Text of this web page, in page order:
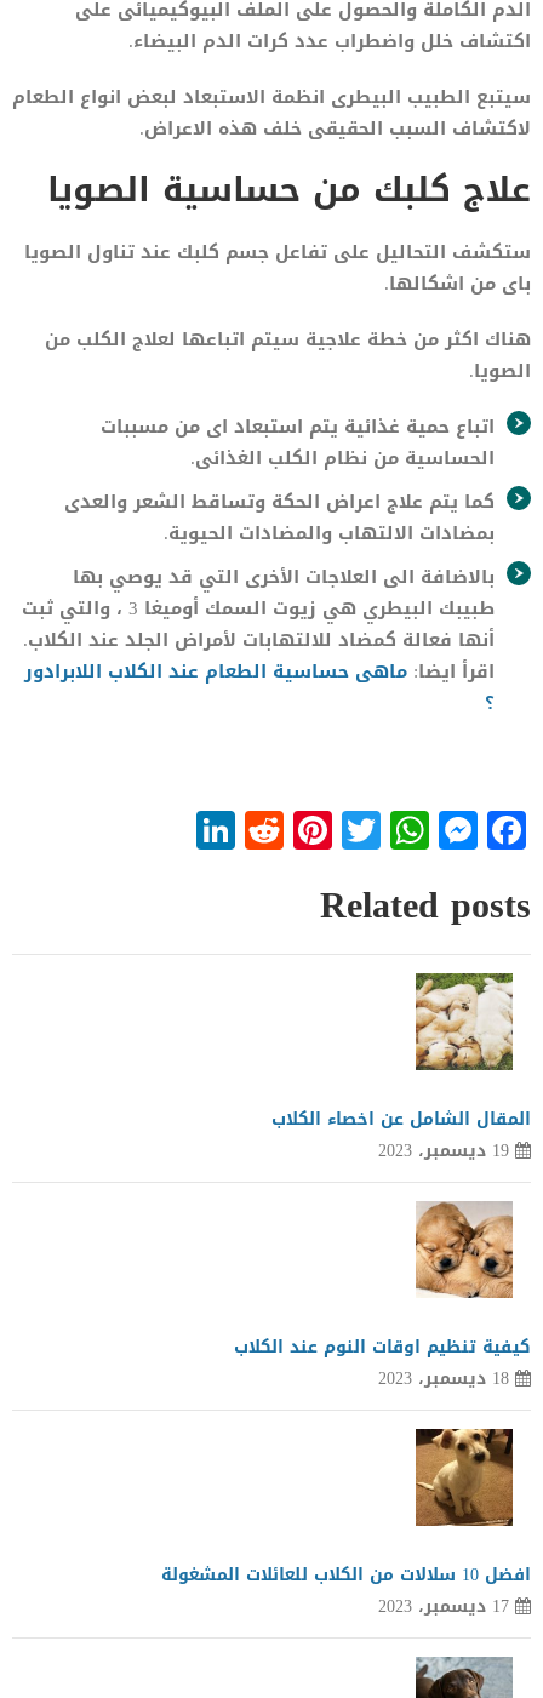
الدم الكاملة والحصول على الملف البيوكيميائى على
اكتشاف خلل واضطراب عدد كرات الدم البيضاء.
سيتبع الطبيب البيطرى انظمة الاستبعاد لبعض انواع الطعام
لاكتشاف السبب الحقيقى خلف هذه الاعراض.
علاج كلبك من حساسية الصويا
ستكشف التحاليل على تفاعل جسم كلبك عند تناول الصويا
باى من اشكالها.
هناك اكثر من خطة علاجية سيتم اتباعها لعلاج الكلب من
الصويا.
اتباع حمية غذائية يتم استبعاد اى من مسببات
الحساسية من نظام الكلب الغذائى.
كما يتم علاج اعراض الحكة وتساقط الشعر والعدى
بمضادات الالتهاب والمضادات الحيوية.
بالاضافة الى العلاجات الأخرى التي قد يوصي بها
طبيبك البيطري هي زيوت السمك أوميغا 3 ، والتي ثبت
أنها فعالة كمضاد للالتهابات لأمراض الجلد عند الكلاب.
اقرأ ايضا: ماهى حساسية الطعام عند الكلاب اللابرادور
؟
Facebook
Messenger
WhatsApp
Twitter
Pinterest
Reddit
Related posts
المقال الشامل عن اخصاء الكلاب
19 ديسمبر، 2023
كيفية تنظيم اوقات النوم عند الكلاب
18 ديسمبر، 2023
افضل 10 سلالات من الكلاب للعائلات المشغولة
17 ديسمبر، 2023